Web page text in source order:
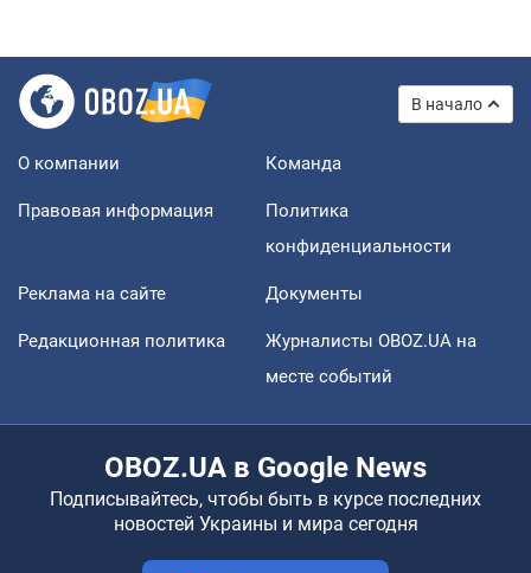
В начало
О компании Команда
Правовая информация
Политика
конфиденциальности
Реклама на сайте Документы
Редакционная политика
Журналисты OBOZ.UA на
месте событий
OBOZ.UA в Google News
Подписывайтесь, чтобы быть в курсе последних
новостей Украины и мира сегодня